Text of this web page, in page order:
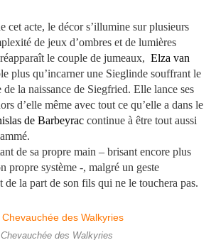
cet acte, le décor s’illumine sur plusieurs
de jeux d’ombres et de lumières
le couple de jumeaux, Elza van
plus qu’incarner une Sieglinde souffrant le
de la naissance de Siegfried. Elle lance ses
d’elle même avec tout ce qu’elle a dans le
de Barbeyrac continue à être tout aussi
de sa propre main – brisant encore plus
propre système -, malgré un geste
de la part de son fils qui ne le touchera pas.
Chevauchée des Walkyries